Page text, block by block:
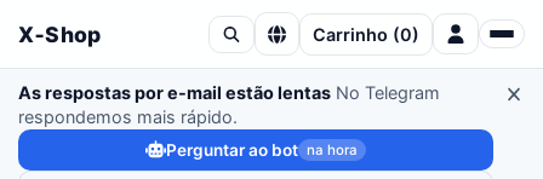
X‑Shop Carrinho (0)
As respostas por e-mail estão lentas No Telegram
respondemos mais rápido.
Perguntar ao bot na hora